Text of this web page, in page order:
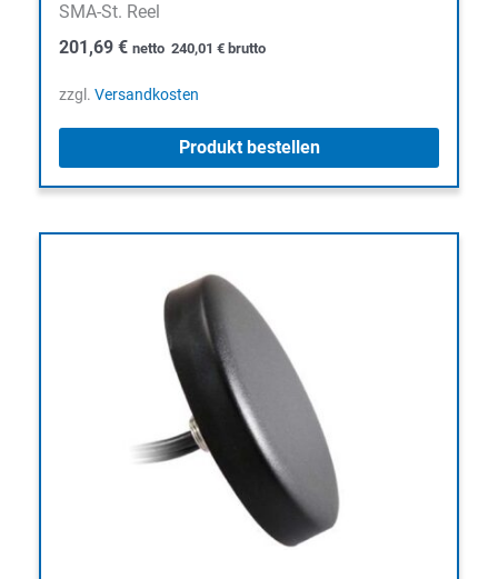
SMA-St. Reel
201,69 € netto 240,01 € brutto
zzgl. Versandkosten
Produkt bestellen